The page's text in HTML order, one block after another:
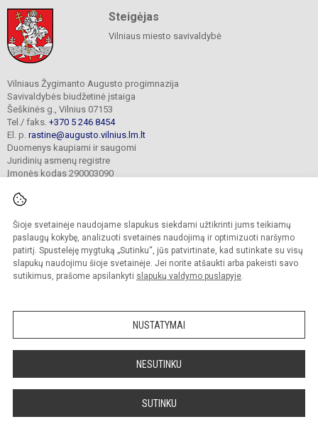
Šioje svetainėje naudojame slapukus siekdami užtikrinti jums teikiamų
paslaugų kokybę, analizuoti svetainės naudojimą ir optimizuoti naršymo
patirtį. Spustelėję mygtuką „Sutinku“, jūs patvirtinate, kad sutinkate su visų
slapukų naudojimu šioje svetainėje. Jei norite atšaukti arba pakeisti savo
sutikimus, prašome apsilankyti slapukų valdymo puslapyje.
NUSTATYMAI
NESUTINKU
SUTINKU
Steigėjas
Vilniaus miesto savivaldybė
Vilniaus Žygimanto Augusto progimnazija
Savivaldybės biudžetinė įstaiga
Šeškinės g., Vilnius 07153
Tel./ faks. +370 5 246 8454
El. p. rastine@augusto.vilnius.lm.lt
Duomenys kaupiami ir saugomi
Juridinių asmenų registre
Įmonės kodas 290003090
© 2021. Vilniaus Žygimanto Augusto progimnazija. Visos teisės saugomos.
Kopijuoti turinį be raštiško mokyklos sutikimo griežtai draudžiama.
Versija neįgaliesiems Slapukų valdymas